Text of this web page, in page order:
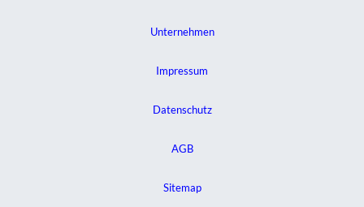
Unternehmen
Impressum
Datenschutz
AGB
Sitemap